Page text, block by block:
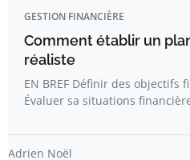
GESTION FINANCIÈRE
Comment établir un
réaliste
EN BREF Définir des objectifs
Évaluer sa situations
Adrien Noël